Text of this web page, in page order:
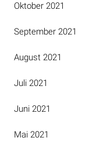
Oktober 2021
September 2021
August 2021
Juli 2021
Juni 2021
Mai 2021